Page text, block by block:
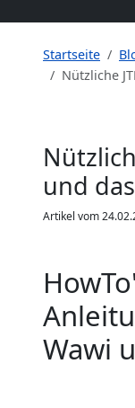
Startseite
Nützliche
und das
Artikel vom
Wawi